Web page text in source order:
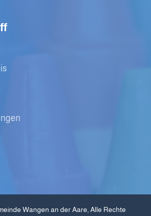
Wangen an der Aare, Alle Rechte